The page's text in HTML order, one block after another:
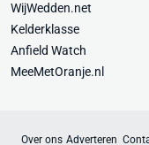
WijWedden.net
Kelderklasse
Anfield Watch
MeeMetOranje.nl
Over ons Adverteren